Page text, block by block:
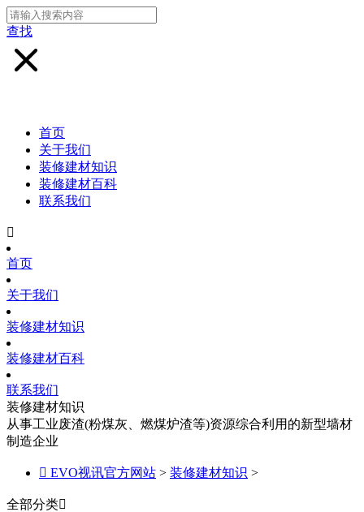
查找
首页
关于我们
装修建材知识
装修建材百科
联系我们

首页
关于我们
装修建材知识
装修建材百科
联系我们
装修建材知识
从事工业废渣(粉煤灰、燃煤炉渣等)资源综合利用的新型墙材
制造企业
 EVO视讯官方网站 > 装修建材知识 >
全部分类